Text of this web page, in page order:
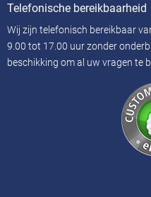
Telefonische bereikbaarheid
Wij zijn telefonisch bereikbaar
9.00 tot 17.00 uur zonder
beschikking om al uw vragen te